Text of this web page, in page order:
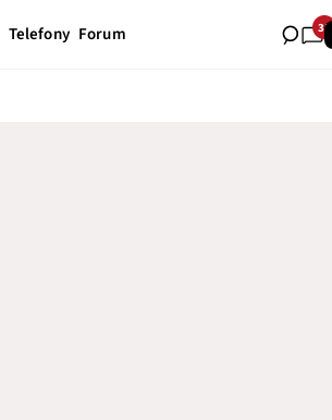
Telefony Forum 35